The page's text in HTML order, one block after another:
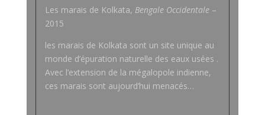
Les marais de Kolkata, Bengale Occidentale–
2015
les marais de Kolkata sont un site unique au
monde d’épuration naturelle des eaux usées .
Avec l’extension de la mégalopole indienne,
ces marais sont aujourd’hui menacés…